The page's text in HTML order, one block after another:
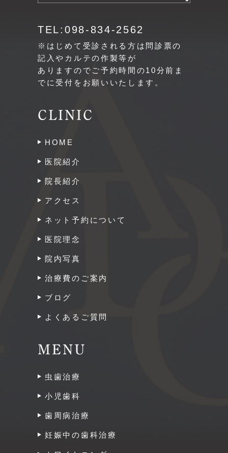
TEL:098-834-2562
※はじめて受診される方は問診票の
記入やカルテの作製等が
ありますのでご予約時間の10分前ま
でに受付をお願いいたします。
CLINIC
HOME
医院紹介
院長紹介
アクセス
ネット予約について
医院理念
院内写真
治療費のご案内
ブログ
よくあるご質問
MENU
虫歯治療
小児歯科
歯周病治療
妊娠中の歯科治療